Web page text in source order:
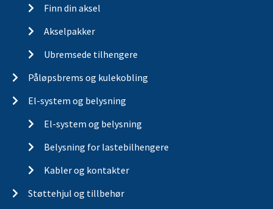
Finn din aksel
Akselpakker
Ubremsede tilhengere
Påløpsbrems og kulekobling
El-system og belysning
El-system og belysning
Belysning for lastebilhengere
Kabler og kontakter
Støttehjul og tillbehør